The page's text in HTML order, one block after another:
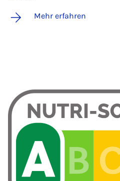
Mehr erfahren